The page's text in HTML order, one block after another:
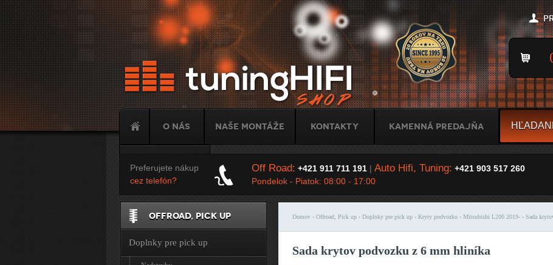
Jump to Navigation
O nás Naše montáže Kontakty Kamenná predajňa
Tuning
Preferujete nákup
cez telefón?
Off Road: +421 911 711 191| Auto Hifi, Tuning: +421 903 517 260
Pondelok - Piatok: 08:00 - 17:00
Domov› Offroad, Pick up› Doplnky pre pick up› Kryty podvozku › Mitsubishi L200 2019-› Sada
Sada krytov podvozku z 6 mm hliníka
OFFROAD, PICK UP
Doplnky pre pick up